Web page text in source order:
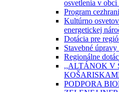
osvetlenia v obci
Program
Kultúrno
energetickej
Dotácia pre
Stavebné
Regionálne
,,ALTÁNOK V
PODPORA